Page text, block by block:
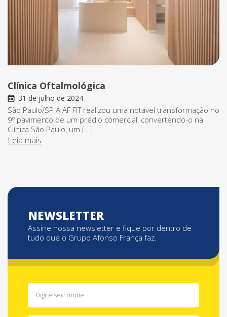
Clínica Oftalmológica
31 de julho de 2024
São Paulo/SP A AF FIT realizou uma notável transformação no
9º pavimento de um prédio comercial, convertendo-o na
Clínica São Paulo, um […]
Leia mais
NEWSLETTER
Assine nossa newsletter e fique por dentro de
tudo que o Grupo Afonso França faz.